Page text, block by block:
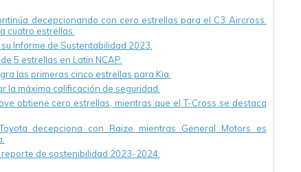
decepcionando con cero estrellas para el C3 Aircross.
cuatro estrellas.
Informe de Sustentabilidad 2023.
5 estrellas en Latin NCAP.
las primeras cinco estrellas para Kia.
la máxima calificación de seguridad.
obtiene cero estrellas, mientras que el T-Cross se destaca
decepciona con Raize mientras General Motors es
de sostenibilidad 2023-2024.